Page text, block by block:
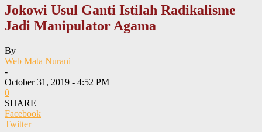
Jokowi Usul Ganti Istilah Radikalisme
Jadi Manipulator Agama
By
Web Mata Nurani
-
October 31, 2019 - 4:52 PM
0
SHARE
Facebook
Twitter